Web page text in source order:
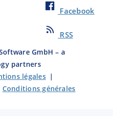
Facebook
RSS
GmbH – a
partners
légales|
Conditions générales